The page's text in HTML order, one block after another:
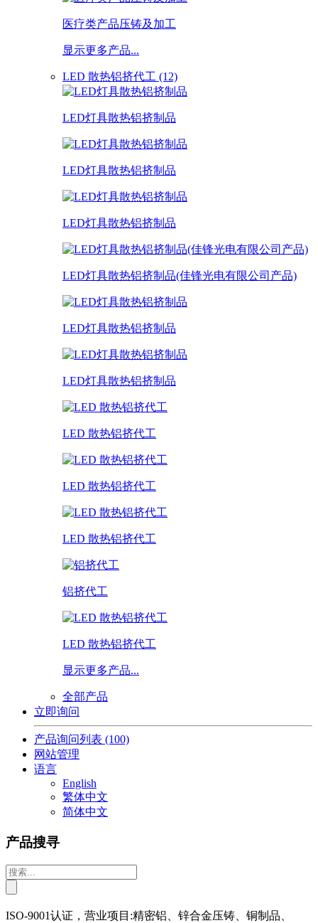
医疗类产品压铸及加工
显示更多产品...
LED 散热铝挤代工 (12)
LED灯具散热铝挤制品
LED灯具散热铝挤制品
LED灯具散热铝挤制品
LED灯具散热铝挤制品(佳锋光电有限公司产品)
LED灯具散热铝挤制品
LED灯具散热铝挤制品
LED 散热铝挤代工
LED 散热铝挤代工
LED 散热铝挤代工
铝挤代工
LED 散热铝挤代工
显示更多产品...
全部产品
立即询问
产品询问列表 (100)
网站管理
语言
English
繁体中文
简体中文
产品搜寻
ISO-9001认证，营业项目:精密铝、锌合金压铸、铜制品、